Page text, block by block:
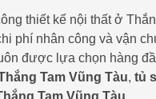
thiết kế nội thất ở
phí nhân công và vận
được lựa chọn hàng
Tam Vũng Tàu, tủ
Tam Vũng Tàu.